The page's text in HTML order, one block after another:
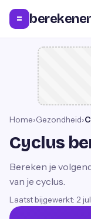
=
Home›Gezondheid›
Cyclus
Bereken je
van je cyclus.
Laatst bijgewerkt: 2